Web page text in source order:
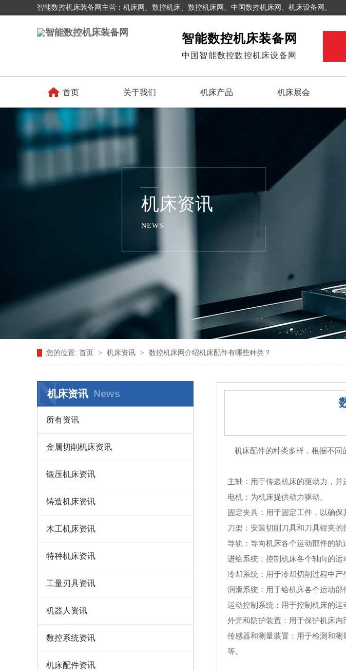
智能数控机床装备网主营：机床网、数控机床、数控机床网、中国数控机床网、机床设备网。
智能数控机床装备网
中国智能数控数控机床设备网
 首页 关于我们 机床产品 机床展会
机床资讯
NEWS
您的位置: 首页 > 机床资讯 > 数控机床网介绍机床配件有哪些种类？
机床资讯 News
N
所有资讯
金属切削机床资讯
锻压机床资讯
铸造机床资讯
木工机床资讯
特种机床资讯
工量刃具资讯
机器人资讯
数控系统资讯
机床配件资讯
机床配件的种类多样，根据不同
主轴：用于传递机床的驱动力，并
电机：为机床提供动力驱动。
固定夹具：用于固定工件，以确保
刀架：安装切削刀具和刀具钳夹的
导轨：导向机床各个运动部件的轨
进给系统：控制机床各个轴向的运
冷却系统：用于冷却切削过程中产
润滑系统：用于给机床各个运动部
运动控制系统：用于控制机床的运
外壳和防护装置：用于保护机床内
传感器和测量装置：用于检测和
等。